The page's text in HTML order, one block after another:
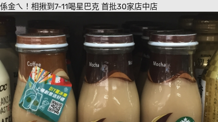
係金ㄟ！相揪到7-11喝星巴克 首批30家店中店